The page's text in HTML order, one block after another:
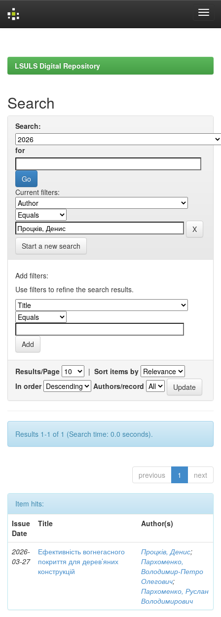
LSULS Digital Repository
Search
Search:
for
Current filters:
Start a new search
Add filters:
Use filters to refine the search results.
Results/Page | Sort items by
In order
Authors/record
Results 1-1 of 1 (Search time: 0.0 seconds).
previous 1 next
Item hits:
Issue
Date
Title Author(s)
2026-
03-27
Ефективність вогнегасного
покриття для дерев’яних
конструкцій
Процків, Денис;
Пархоменко,
Володимир-Петро
Олегович;
Пархоменко, Руслан
Володимирович